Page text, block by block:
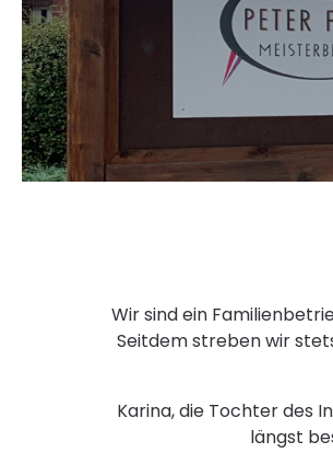
Wir sind ein
Seitdem streben wir
Karina, die Tochter des
längst